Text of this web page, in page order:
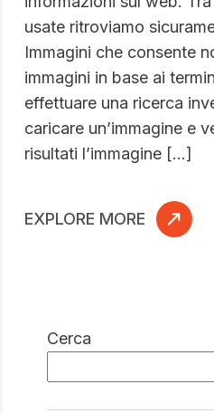
usate ritroviamo
Immagini che consente
immagini in base ai
effettuare una ricerca
caricare un’immagine e
risultati l’immagine […]
EXPLORE MORE
Cerca